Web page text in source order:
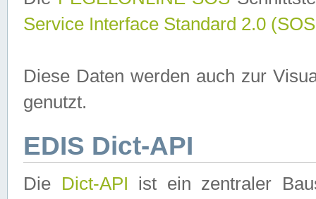
Service Interface Standard 2.0
Diese Daten werden auch zur
genutzt.
EDIS Dict-API
Die Dict-API ist ein zentraler